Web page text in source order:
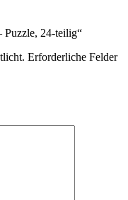
Puzzle, 24-teilig“
Erforderliche Felder